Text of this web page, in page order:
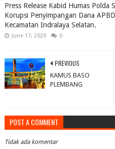
Press Release Kabid Humas Polda
Korupsi Penyimpangan Dana
Kecamatan Indralaya Selatan.
June 17, 2020 0
PREVIOUS
KAMUS BASO
PLEMBANG
POST A COMMENT
Tidak ada komentar